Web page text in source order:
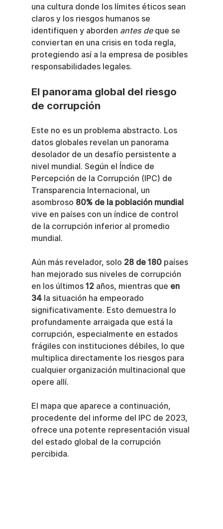
una cultura donde los límites éticos sean
claros y los riesgos humanos se
identifiquen y aborden antes de que se
conviertan en una crisis en toda regla,
protegiendo así a la empresa de posibles
responsabilidades legales.
El panorama global del riesgo
de corrupción
Este no es un problema abstracto. Los
datos globales revelan un panorama
desolador de un desafío persistente a
nivel mundial. Según el Índice de
Percepción de la Corrupción (IPC) de
Transparencia Internacional, un
asombroso 80% de la población mundial
vive en países con un índice de control
de la corrupción inferior al promedio
mundial.
Aún más revelador, solo 28 de 180 países
han mejorado sus niveles de corrupción
en los últimos 12 años, mientras que en
34 la situación ha empeorado
significativamente. Esto demuestra lo
profundamente arraigada que está la
corrupción, especialmente en estados
frágiles con instituciones débiles, lo que
multiplica directamente los riesgos para
cualquier organización multinacional que
opere allí.
El mapa que aparece a continuación,
procedente del informe del IPC de 2023,
ofrece una potente representación visual
del estado global de la corrupción
percibida.